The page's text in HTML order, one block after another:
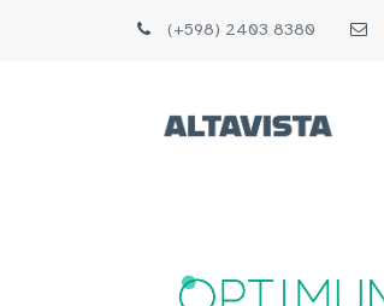
(+598) 2403 8380